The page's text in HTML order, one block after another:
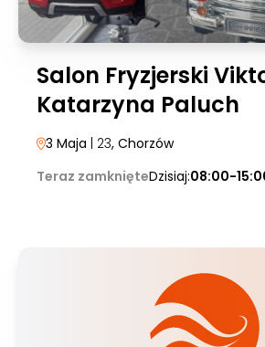
Salon Fryzjerski
Katarzyna Paluch
3 Maja | 23, Chorzów
Teraz zamknięteDzisiaj:08:00-